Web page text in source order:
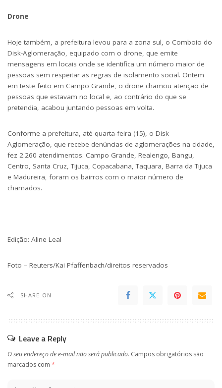
Drone
Hoje também, a prefeitura levou para a zona sul, o Comboio do
Disk-Aglomeração, equipado com o drone, que emite
mensagens em locais onde se identifica um número maior de
pessoas sem respeitar as regras de isolamento social. Ontem
em teste feito em Campo Grande, o drone chamou atenção de
pessoas que estavam no local e, ao contrário do que se
pretendia, acabou juntando pessoas em volta.
Conforme a prefeitura, até quarta-feira (15), o Disk
Aglomeração, que recebe denúncias de aglomerações na cidade,
fez 2.260 atendimentos. Campo Grande, Realengo, Bangu,
Centro, Santa Cruz, Tijuca, Copacabana, Taquara, Barra da Tijuca
e Madureira, foram os bairros com o maior número de
chamados.
Edição: Aline Leal
Foto – Reuters/Kai Pfaffenbach/direitos reservados
SHARE ON
Leave a Reply
O seu endereço de e-mail não será publicado. Campos obrigatórios são
marcados com *